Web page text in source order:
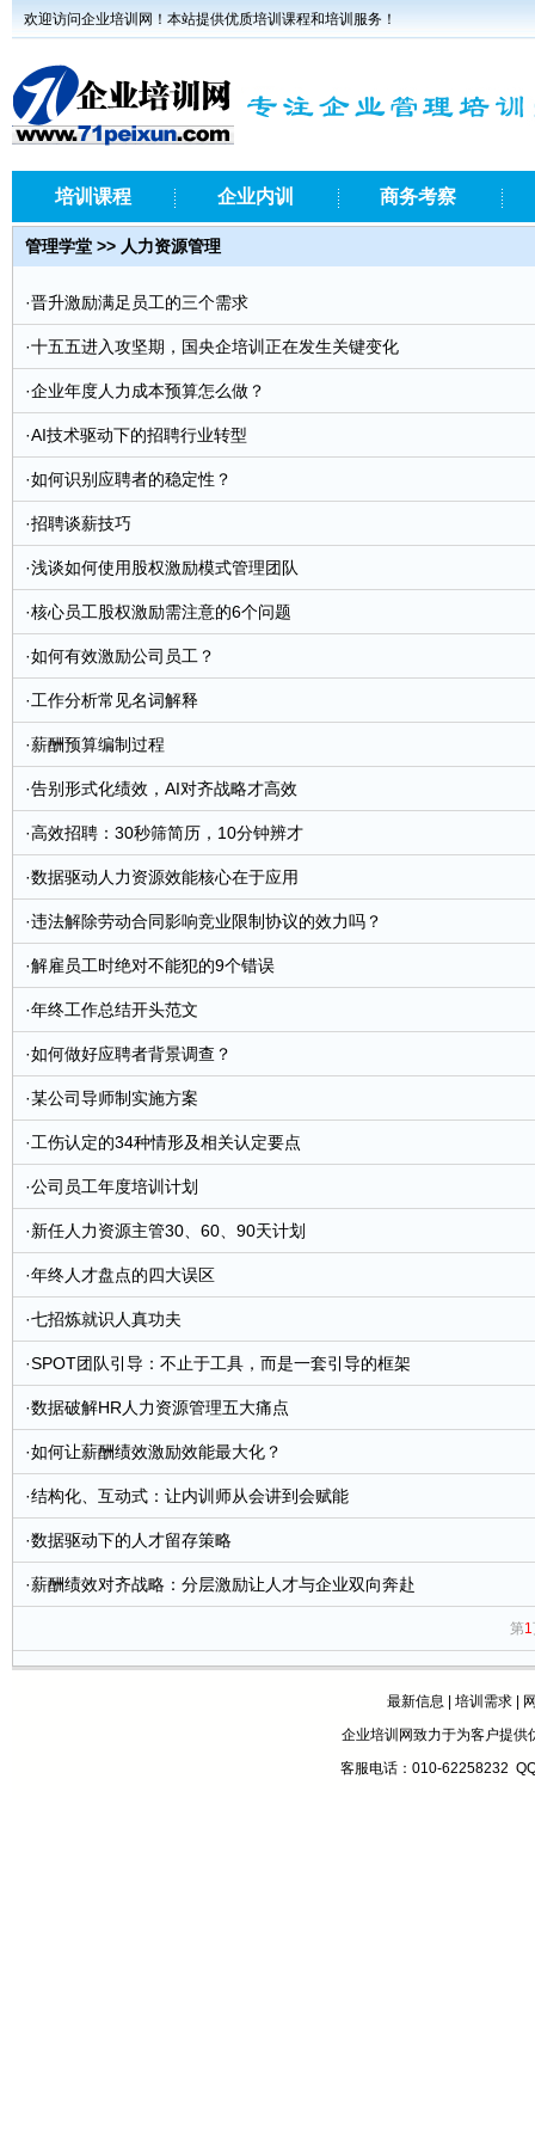
欢迎访问企业培训网！本站提供优质培训课程和培训服务！
培训课程 企业内训 商务考察
管理学堂 >> 人力资源管理
·晋升激励满足员工的三个需求
·十五五进入攻坚期，国央企培训正在发生关键变化
·企业年度人力成本预算怎么做？
·AI技术驱动下的招聘行业转型
·如何识别应聘者的稳定性？
·招聘谈薪技巧
·浅谈如何使用股权激励模式管理团队
·核心员工股权激励需注意的6个问题
·如何有效激励公司员工？
·工作分析常见名词解释
·薪酬预算编制过程
·告别形式化绩效，AI对齐战略才高效
·高效招聘：30秒筛简历，10分钟辨才
·数据驱动人力资源效能核心在于应用
·违法解除劳动合同影响竞业限制协议的效力吗？
·解雇员工时绝对不能犯的9个错误
·年终工作总结开头范文
·如何做好应聘者背景调查？
·某公司导师制实施方案
·工伤认定的34种情形及相关认定要点
·公司员工年度培训计划
·新任人力资源主管30、60、90天计划
·年终人才盘点的四大误区
·七招炼就识人真功夫
·SPOT团队引导：不止于工具，而是一套引导的框架
·数据破解HR人力资源管理五大痛点
·如何让薪酬绩效激励效能最大化？
·结构化、互动式：让内训师从会讲到会赋能
·数据驱动下的人才留存策略
·薪酬绩效对齐战略：分层激励让人才与企业双向奔赴
第1
最新信息 培训需求|
企业培训网致力于为客户提供
客服电话：010-62258232